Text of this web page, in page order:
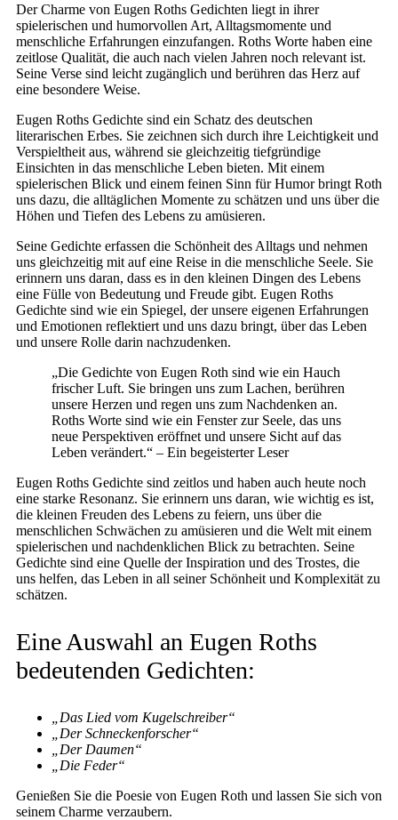
Der Charme von Eugen Roths Gedichten liegt in ihrer
spielerischen und humorvollen Art, Alltagsmomente und
menschliche Erfahrungen einzufangen. Roths Worte haben eine
zeitlose Qualität, die auch nach vielen Jahren noch relevant ist.
Seine Verse sind leicht zugänglich und berühren das Herz auf
eine besondere Weise.
Eugen Roths Gedichte sind ein Schatz des deutschen
literarischen Erbes. Sie zeichnen sich durch ihre Leichtigkeit und
Verspieltheit aus, während sie gleichzeitig tiefgründige
Einsichten in das menschliche Leben bieten. Mit einem
spielerischen Blick und einem feinen Sinn für Humor bringt Roth
uns dazu, die alltäglichen Momente zu schätzen und uns über die
Höhen und Tiefen des Lebens zu amüsieren.
Seine Gedichte erfassen die Schönheit des Alltags und nehmen
uns gleichzeitig mit auf eine Reise in die menschliche Seele. Sie
erinnern uns daran, dass es in den kleinen Dingen des Lebens
eine Fülle von Bedeutung und Freude gibt. Eugen Roths
Gedichte sind wie ein Spiegel, der unsere eigenen Erfahrungen
und Emotionen reflektiert und uns dazu bringt, über das Leben
und unsere Rolle darin nachzudenken.
„Die Gedichte von Eugen Roth sind wie ein Hauch
frischer Luft. Sie bringen uns zum Lachen, berühren
unsere Herzen und regen uns zum Nachdenken an.
Roths Worte sind wie ein Fenster zur Seele, das uns
neue Perspektiven eröffnet und unsere Sicht auf das
Leben verändert.“ – Ein begeisterter Leser
Eugen Roths Gedichte sind zeitlos und haben auch heute noch
eine starke Resonanz. Sie erinnern uns daran, wie wichtig es ist,
die kleinen Freuden des Lebens zu feiern, uns über die
menschlichen Schwächen zu amüsieren und die Welt mit einem
spielerischen und nachdenklichen Blick zu betrachten. Seine
Gedichte sind eine Quelle der Inspiration und des Trostes, die
uns helfen, das Leben in all seiner Schönheit und Komplexität zu
schätzen.
Eine Auswahl an Eugen Roths
bedeutenden Gedichten:
„Das Lied vom Kugelschreiber“
„Der Schneckenforscher“
„Der Daumen“
„Die Feder“
Genießen Sie die Poesie von Eugen Roth und lassen Sie sich von
seinem Charme verzaubern.